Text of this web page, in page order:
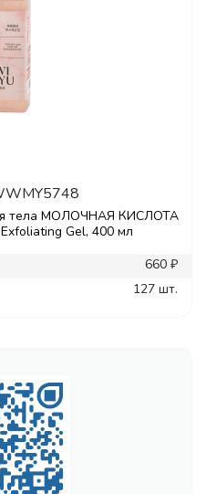
тела МОЛОЧНАЯ КИСЛОТА
Gel, 400 мл
660 ₽
127 шт.